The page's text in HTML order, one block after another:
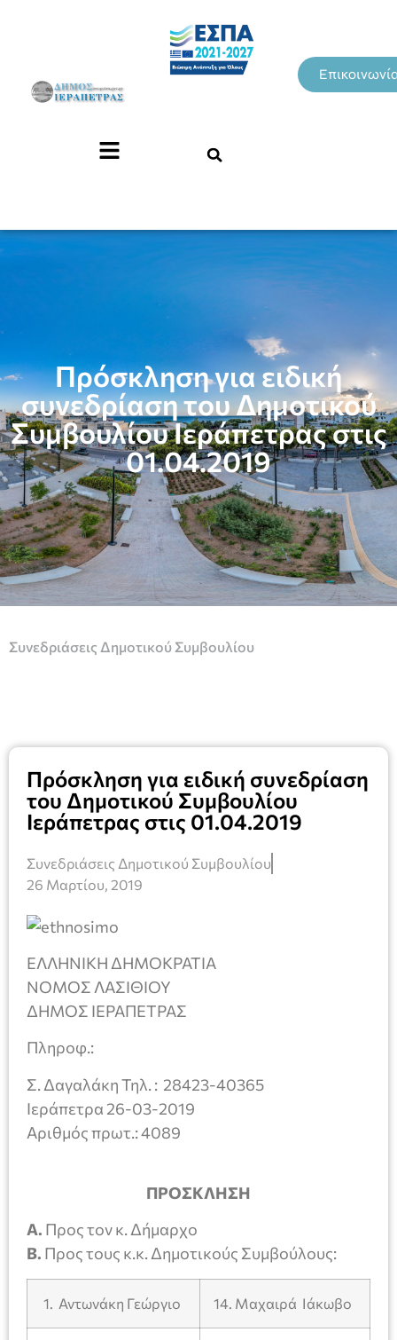
Πρόσκληση για ειδική
συνεδρίαση του Δημοτικού
Συμβουλίου Ιεράπετρας στις
01.04.2019
Συνεδριάσεις Δημοτικού Συμβουλίου
Πρόσκληση για ειδική συνεδρίαση
του Δημοτικού Συμβουλίου
Ιεράπετρας στις 01.04.2019
Συνεδριάσεις Δημοτικού Συμβουλίου
26 Μαρτίου, 2019
ΕΛΛΗΝΙΚΗ ΔΗΜΟΚΡΑΤΙΑ
ΝΟΜΟΣ ΛΑΣΙΘΙΟΥ
ΔΗΜΟΣ ΙΕΡΑΠΕΤΡΑΣ
Πληροφ.:
Σ. Δαγαλάκη Τηλ. : 28423-40365
Ιεράπετρα 26-03-2019
Αριθμός πρωτ.: 4089
ΠΡΟΣΚΛΗΣΗ
Α. Προς τον κ. Δήμαρχο
Β. Προς τους κ.κ. Δημοτικούς Συμβούλους:
1. Αντωνάκη Γεώργιο 14. Μαχαιρά Ιάκωβο